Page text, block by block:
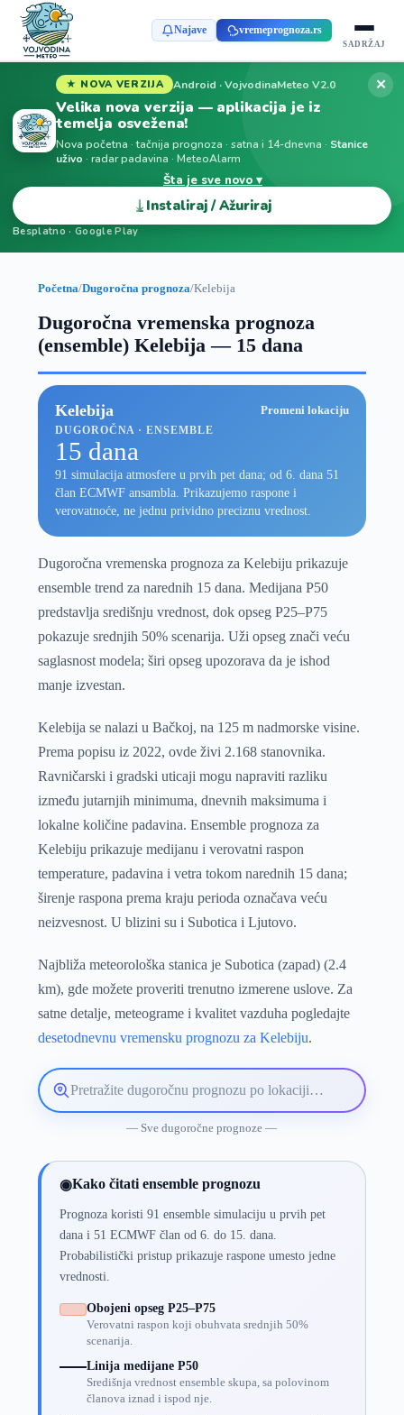
Najave vremeprognoza.rs
SADRŽAJ
★ NOVA VERZIJA Android · VojvodinaMeteo V2.0
Velika nova verzija — aplikacija je iz
temelja osvežena!
Nova početna · tačnija prognoza · satna i 14-dnevna · Stanice
uživo · radar padavina · MeteoAlarm
Šta je sve novo ▾
⤓ Instaliraj / Ažuriraj
Besplatno · Google Play
✕
Početna/Dugoročna prognoza/Kelebija
Dugoročna vremenska prognoza
(ensemble) Kelebija — 15 dana
Kelebija Promeni lokaciju
DUGOROČNA · ENSEMBLE
15 dana
91 simulacija atmosfere u prvih pet dana; od 6. dana 51
član ECMWF ansambla. Prikazujemo raspone i
verovatnoće, ne jednu prividno preciznu vrednost.
Dugoročna vremenska prognoza za Kelebiju prikazuje
ensemble trend za narednih 15 dana. Medijana P50
predstavlja središnju vrednost, dok opseg P25–P75
pokazuje srednjih 50% scenarija. Uži opseg znači veću
saglasnost modela; širi opseg upozorava da je ishod
manje izvestan.
Kelebija se nalazi u Bačkoj, na 125 m nadmorske visine.
Prema popisu iz 2022, ovde živi 2.168 stanovnika.
Ravničarski i gradski uticaji mogu napraviti razliku
između jutarnjih minimuma, dnevnih maksimuma i
lokalne količine padavina. Ensemble prognoza za
Kelebiju prikazuje medijanu i verovatni raspon
temperature, padavina i vetra tokom narednih 15 dana;
širenje raspona prema kraju perioda označava veću
neizvesnost. U blizini su i Subotica i Ljutovo.
Najbliža meteorološka stanica je Subotica (zapad) (2.4
km), gde možete proveriti trenutno izmerene uslove. Za
satne detalje, meteograme i kvalitet vazduha pogledajte
desetodnevnu vremensku prognozu za Kelebiju.
Pretražite
lokaciju
— Sve dugoročne prognoze —
◉Kako čitati ensemble prognozu
Prognoza koristi 91 ensemble simulaciju u prvih pet
dana i 51 ECMWF član od 6. do 15. dana.
Probabilistički pristup prikazuje raspone umesto jedne
vrednosti.
Obojeni opseg P25–P75
Verovatni raspon koji obuhvata srednjih 50%
scenarija.
Linija medijane P50
Središnja vrednost ensemble skupa, sa polovinom
članova iznad i ispod nje.